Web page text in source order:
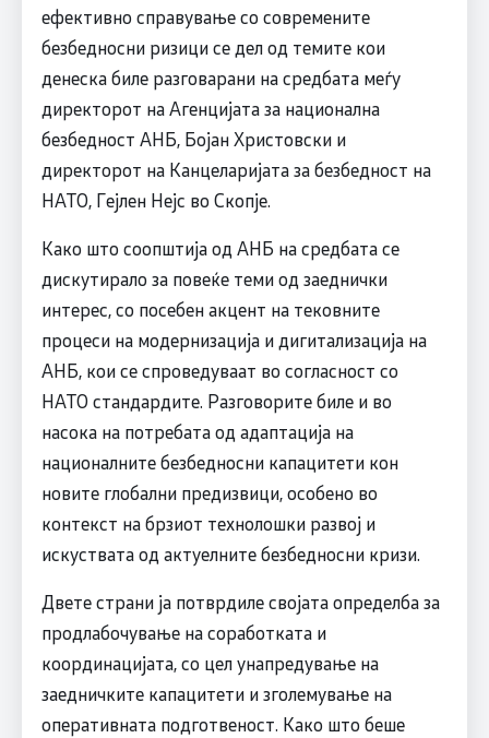
ефективно справување со современите
безбедносни ризици се дел од темите кои
денеска биле разговарани на средбата меѓу
директорот на Агенцијата за национална
безбедност АНБ, Бојан Христовски и
директорот на Канцеларијата за безбедност на
НАТО, Гејлен Нејс во Скопје.
Како што соопштија од АНБ на средбата се
дискутирало за повеќе теми од заеднички
интерес, со посебен акцент на тековните
процеси на модернизација и дигитализација на
АНБ, кои се спроведуваат во согласност со
НАТО стандардите. Разговорите биле и во
насока на потребата од адаптација на
националните безбедносни капацитети кон
новите глобални предизвици, особено во
контекст на брзиот технолошки развој и
искуствата од актуелните безбедносни кризи.
Двете страни ја потврдиле својата определба за
продлабочување на соработката и
координацијата, со цел унапредување на
заедничките капацитети и зголемување на
оперативната подготвеност. Како што беше